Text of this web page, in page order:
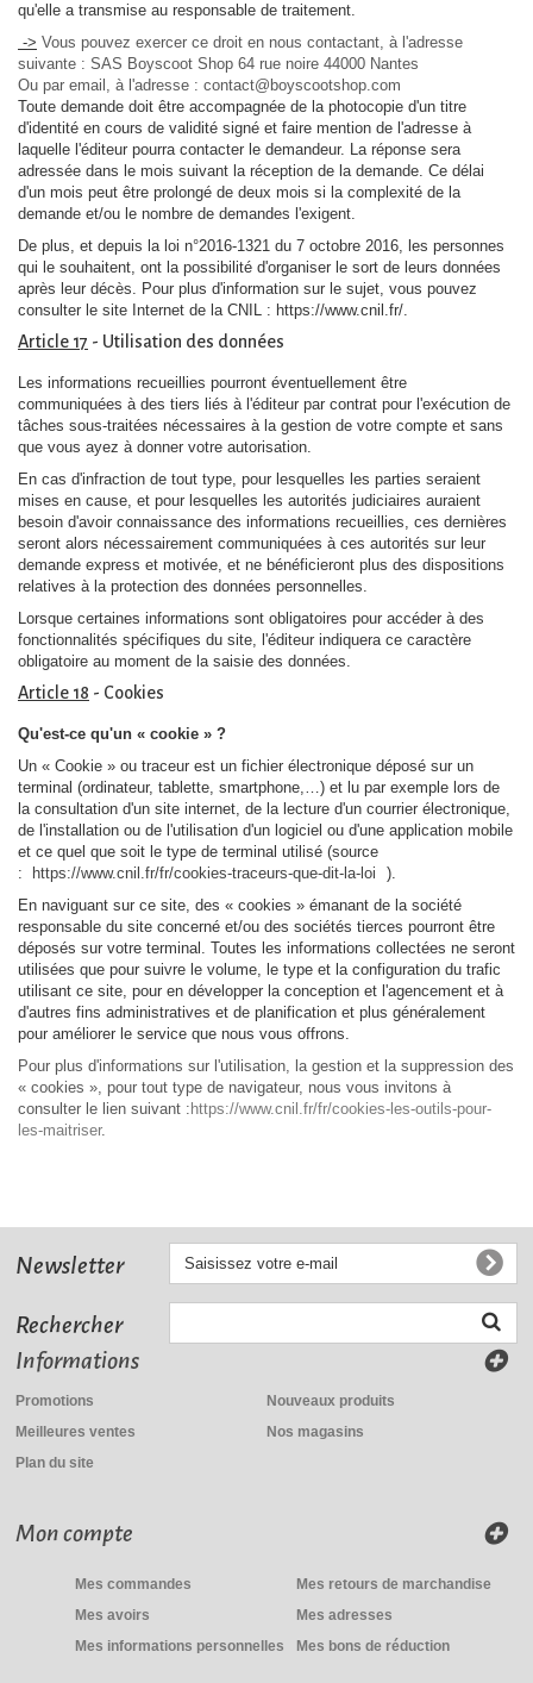
qu'elle a transmise au responsable de traitement.
-> Vous pouvez exercer ce droit en nous contactant, à l'adresse
suivante : SAS Boyscoot Shop 64 rue noire 44000 Nantes
Ou par email, à l'adresse : contact@boyscootshop.com
Toute demande doit être accompagnée de la photocopie d'un titre
d'identité en cours de validité signé et faire mention de l'adresse à
laquelle l'éditeur pourra contacter le demandeur. La réponse sera
adressée dans le mois suivant la réception de la demande. Ce délai
d'un mois peut être prolongé de deux mois si la complexité de la
demande et/ou le nombre de demandes l'exigent.
De plus, et depuis la loi n°2016-1321 du 7 octobre 2016, les personnes
qui le souhaitent, ont la possibilité d'organiser le sort de leurs données
après leur décès. Pour plus d'information sur le sujet, vous pouvez
consulter le site Internet de la CNIL : https://www.cnil.fr/.
Article 17 - Utilisation des données
Les informations recueillies pourront éventuellement être
communiquées à des tiers liés à l'éditeur par contrat pour l'exécution de
tâches sous-traitées nécessaires à la gestion de votre compte et sans
que vous ayez à donner votre autorisation.
En cas d'infraction de tout type, pour lesquelles les parties seraient
mises en cause, et pour lesquelles les autorités judiciaires auraient
besoin d'avoir connaissance des informations recueillies, ces dernières
seront alors nécessairement communiquées à ces autorités sur leur
demande express et motivée, et ne bénéficieront plus des dispositions
relatives à la protection des données personnelles.
Lorsque certaines informations sont obligatoires pour accéder à des
fonctionnalités spécifiques du site, l'éditeur indiquera ce caractère
obligatoire au moment de la saisie des données.
Article 18 - Cookies
Qu'est-ce qu'un « cookie » ?
Un « Cookie » ou traceur est un fichier électronique déposé sur un
terminal (ordinateur, tablette, smartphone,…) et lu par exemple lors de
la consultation d'un site internet, de la lecture d'un courrier électronique,
de l'installation ou de l'utilisation d'un logiciel ou d'une application mobile
et ce quel que soit le type de terminal utilisé (source
:
https://www.cnil.fr/fr/cookies-traceurs-que-dit-la-loi
).
En naviguant sur ce site, des « cookies » émanant de la société
responsable du site concerné et/ou des sociétés tierces pourront être
déposés sur votre terminal. Toutes les informations collectées ne seront
utilisées que pour suivre le volume, le type et la configuration du trafic
utilisant ce site, pour en développer la conception et l'agencement et à
d'autres fins administratives et de planification et plus généralement
pour améliorer le service que nous vous offrons.
Pour plus d'informations sur l'utilisation, la gestion et la suppression des
« cookies », pour tout type de navigateur, nous vous invitons à
consulter le lien suivant : https://www.cnil.fr/fr/cookies-les-outils-pour-
les-maitriser.
Newsletter
Rechercher
Informations
Promotions
Nouveaux produits
Meilleures ventes
Nos magasins
Plan du site
Mon compte
Mes commandes
Mes retours de marchandise
Mes avoirs
Mes adresses
Mes informations personnelles
Mes bons de réduction